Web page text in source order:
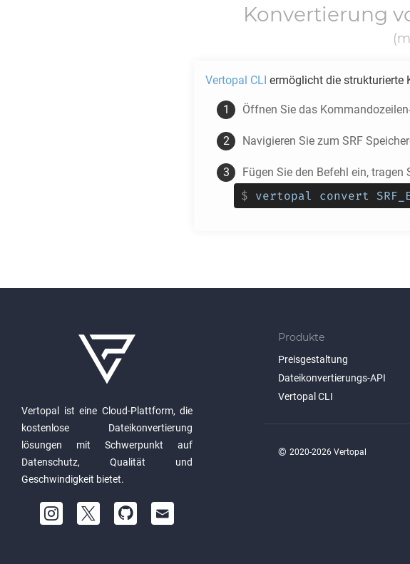
Konvertierung
Vertopal CLI ermöglicht die strukturierte
Öffnen Sie das
Navigieren Sie zum SRF
Fügen Sie den Befehl ein, tragen
$ vertopal convert
Vertopal ist eine Cloud-Plattform, die
kostenlose Dateikonvertierung
lösungen mit Schwerpunkt auf
Datenschutz, Qualität und
Geschwindigkeit bietet.
Produkte
Preisgestaltung
Dateikonvertierungs-API
Vertopal CLI
© 2020-2026 Vertopal